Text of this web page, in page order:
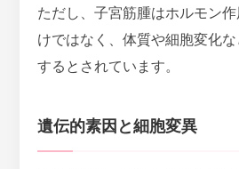
ただし、子宮筋腫はホルモン
けではなく、体質や細胞変化
するとされています。
遺伝的素因と細胞変異